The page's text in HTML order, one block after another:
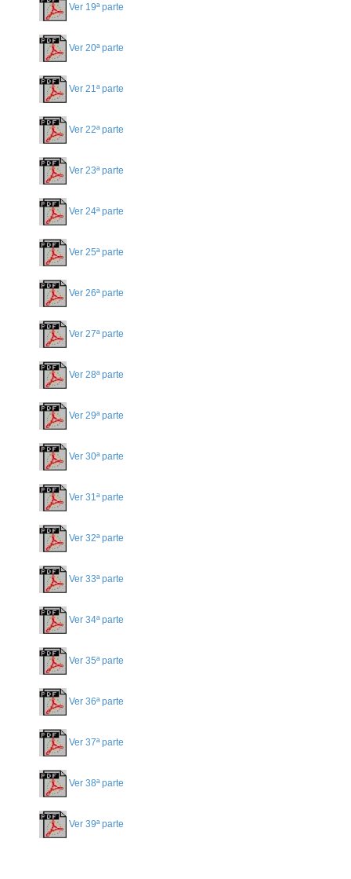
Ver 19ª parte
Ver 20ª parte
Ver 21ª parte
Ver 22ª parte
Ver 23ª parte
Ver 24ª parte
Ver 25ª parte
Ver 26ª parte
Ver 27ª parte
Ver 28ª parte
Ver 29ª parte
Ver 30ª parte
Ver 31ª parte
Ver 32ª parte
Ver 33ª parte
Ver 34ª parte
Ver 35ª parte
Ver 36ª parte
Ver 37ª parte
Ver 38ª parte
Ver 39ª parte